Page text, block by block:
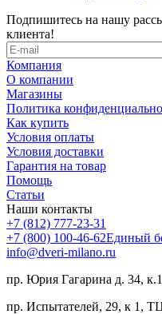
Подпишитесь на нашу
клиента!
Компания
О компании
Магазины
Политика
Как купить
Условия оплаты
Условия доставки
Гарантия на товар
Помощь
Статьи
Наши контакты
+7 (812) 777-23-31
+7 (800) 100-46-62Единый
info@dveri-milano.ru
пр. Юрия Гагарина д. 34,
пр. Испытателей, 29, к 1,